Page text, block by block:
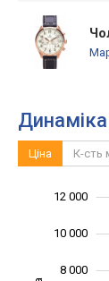
Ціна К-сть
8 000
12 000
10 000